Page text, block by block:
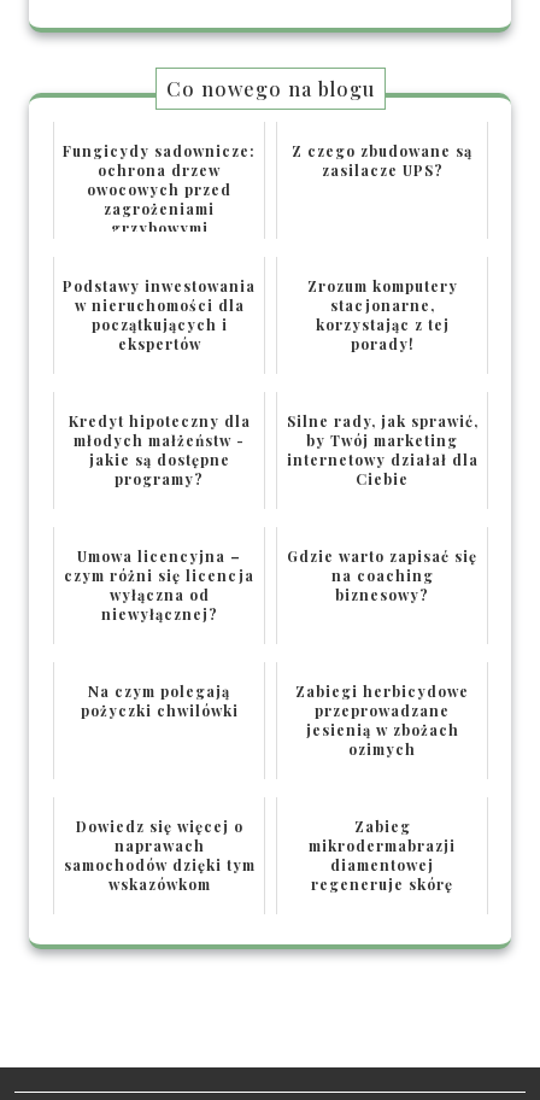
Co nowego na blogu
Fungicydy sadownicze:
ochrona drzew
owocowych przed
zagrożeniami
grzybowymi
Z czego zbudowane są
zasilacze UPS?
Podstawy inwestowania
w nieruchomości dla
początkujących i
ekspertów
Zrozum komputery
stacjonarne,
korzystając z tej
porady!
Kredyt hipoteczny dla
młodych małżeństw -
jakie są dostępne
programy?
Silne rady, jak sprawić,
by Twój marketing
internetowy działał dla
Ciebie
Umowa licencyjna –
czym różni się licencja
wyłączna od
niewyłącznej?
Gdzie warto zapisać się
na coaching
biznesowy?
Na czym polegają
pożyczki chwilówki
Zabiegi herbicydowe
przeprowadzane
jesienią w zbożach
ozimych
Dowiedz się więcej o
naprawach
samochodów dzięki tym
wskazówkom
Zabieg
mikrodermabrazji
diamentowej
regeneruje skórę